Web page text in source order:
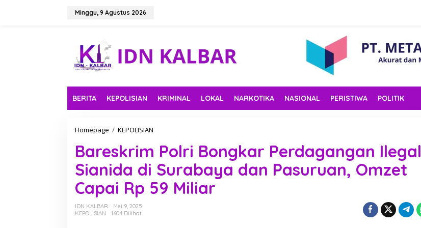
Minggu, 9 Agustus 2026
BERITA KEPOLISIAN KRIMINAL LOKAL NARKOTIKA NASIONAL PERISTIWA POLITIK
Homepage / KEPOLISIAN
r
i
Bareskrim Polri Bongkar Perdagangan Ilegal
Sianida di Surabaya dan Pasuruan, Omzet
Capai Rp 59 Miliar
IDN KALBAR
Mei 9, 2025
KEPOLISIAN
1604 Dilihat